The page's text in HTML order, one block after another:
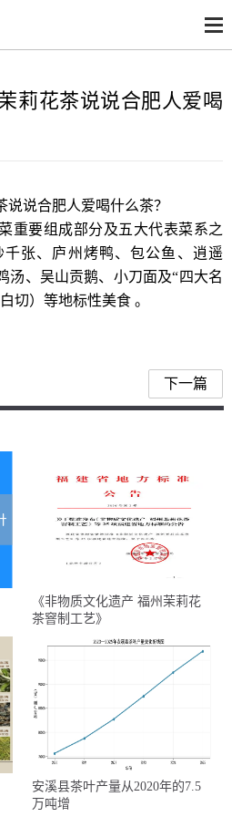
莉花茶说说合肥人爱喝
说合肥人爱喝什么茶？
重要组成部分及五大代表菜系之
张、庐州烤鸭、包公鱼、逍遥
汤、吴山贡鹅、小刀面及“四大名
切）等地标性美食 。
下一篇
《非物质文化遗产 福州茉莉花
茶窨制工艺》
安溪县茶叶产量从2020年的7.5
万吨增